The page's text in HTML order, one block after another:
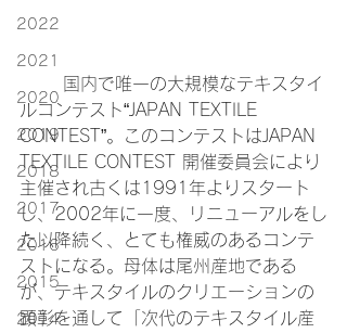
2022
2021
2020
2019
2018
2017
2016
2015
2014
ルコンテスト“JAPAN TEXTILE
CONTEST”。このコンテストはJAPAN
TEXTILE CONTEST 開催委員会により
主催され古くは1991年よりスタート
し、2002年に一度、リニューアルをし
た以降続く、とても権威のあるコンテ
ストになる。母体は尾州産地である
が、テキスタイルのクリエーションの
顕彰を通して「次代のテキスタイル産